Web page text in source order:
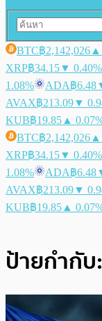
BTC฿2,142,026 ▲
XRP฿34.15▼ 0.40%
1.08%
ADA฿6.48
AVAX฿213.09▼
KUB฿19.85 ▲
BTC฿2,142,026 ▲
XRP฿34.15▼ 0.40%
1.08%
ADA฿6.48
AVAX฿213.09▼
KUB฿19.85 ▲
ป้ายกำกับ: